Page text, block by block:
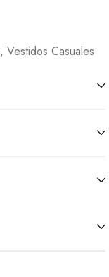
, Vestidos Casuales